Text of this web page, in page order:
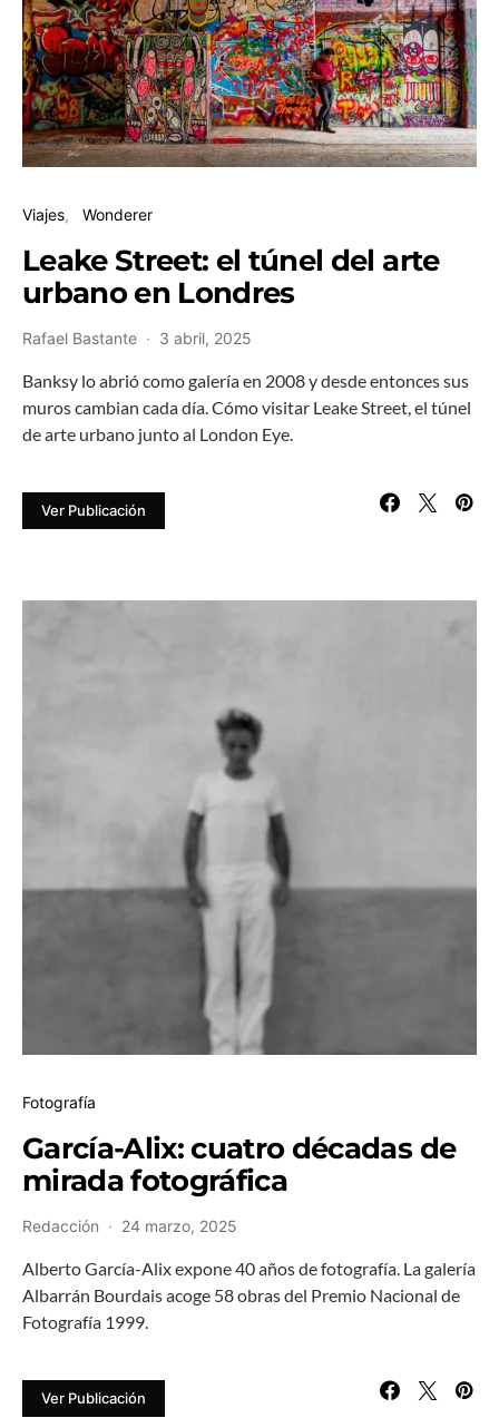
Viajes Wonderer
Leake Street: el túnel del arte
urbano en Londres
Rafael Bastante 3 abril, 2025
Banksy lo abrió como galería en 2008 y desde entonces sus
muros cambian cada día. Cómo visitar Leake Street, el túnel
de arte urbano junto al London Eye.
Ver Publicación
Fotografía
García-Alix: cuatro décadas de
mirada fotográfica
Redacción 24 marzo, 2025
Alberto García-Alix expone 40 años de fotografía. La galería
Albarrán Bourdais acoge 58 obras del Premio Nacional de
Fotografía 1999.
Ver Publicación